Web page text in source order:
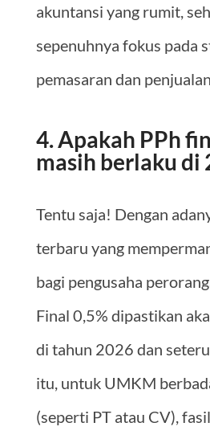
akuntansi yang rumit,
sepenuhnya fokus pada
pemasaran dan
4. Apakah PPh
masih berlaku di
Tentu saja! Dengan
terbaru yang
bagi pengusaha
Final 0,5% dipastikan
di tahun 2026 dan
itu, untuk UMKM
(seperti PT atau CV),